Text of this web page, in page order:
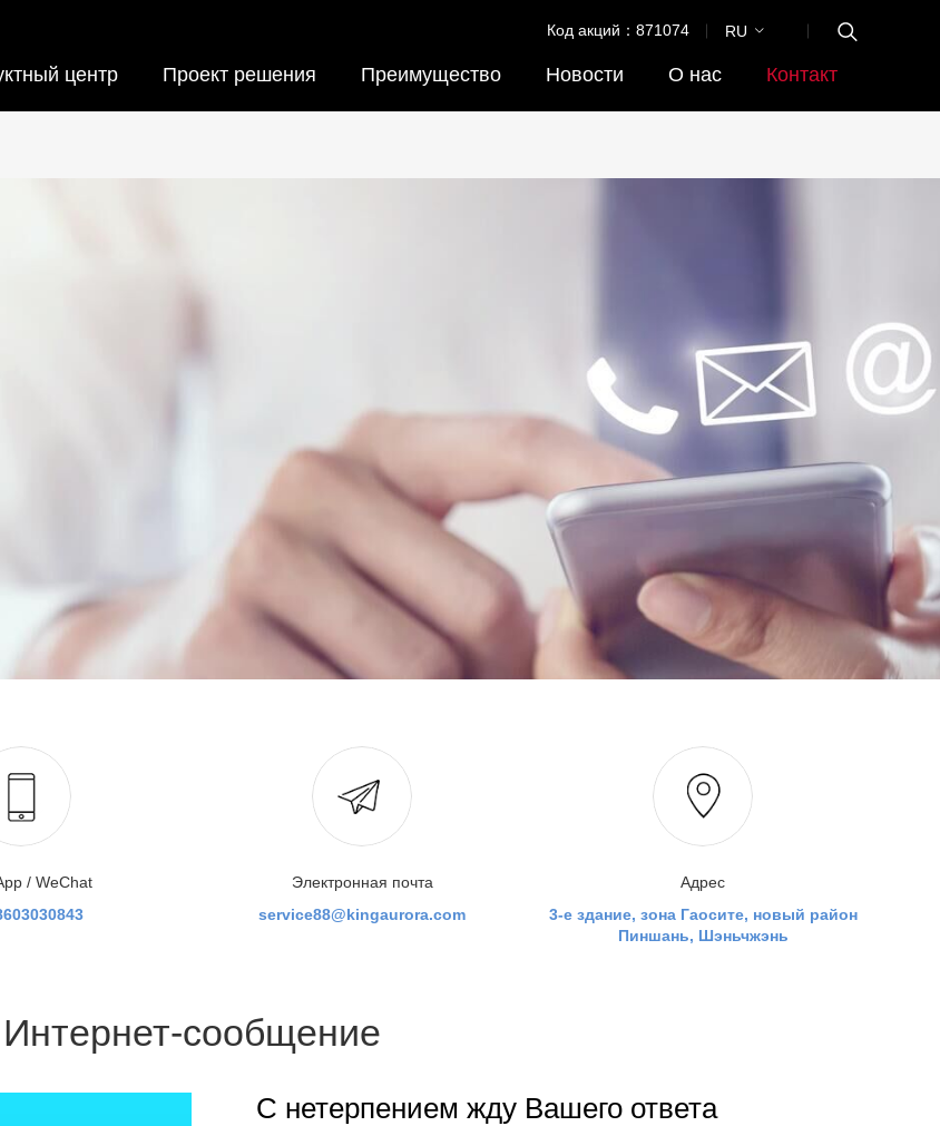
RU
Код акций：871074
центр Проект решения Преимущество Новости О нас Контакт
/ WeChat
Электронная почта
service88@kingaurora.com
Адрес
3-е здание, зона Гаосите, новый район
Пиншань, Шэньчжэнь
Интернет-сообщение
С нетерпением жду Вашего ответа